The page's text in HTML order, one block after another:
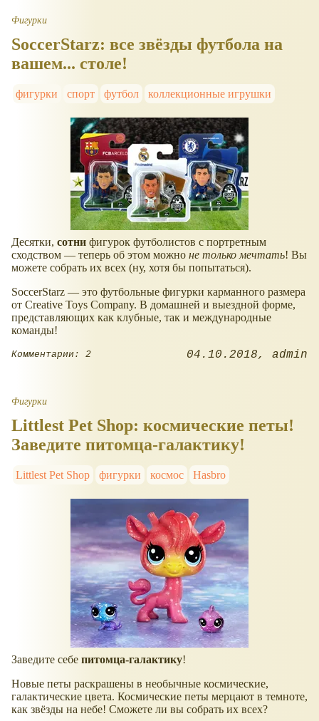
Фигурки
SoccerStarz: все звёзды футбола на
вашем... столе!
фигурки спорт футбол коллекционные игрушки
Десятки, сотни фигурок футболистов с портретным
сходством — теперь об этом можно не только мечтать! Вы
можете собрать их всех (ну, хотя бы попытаться).
SoccerStarz — это футбольные фигурки карманного размера
от Creative Toys Company. В домашней и выездной форме,
представляющих как клубные, так и международные
команды!
Комментарии: 2 04.10.2018 admin
Фигурки
Littlest Pet Shop: космические петы!
Заведите питомца-галактику!
Littlest Pet Shop фигурки космос Hasbro
Заведите себе питомца-галактику!
Новые петы раскрашены в необычные космические,
галактические цвета. Космические петы мерцают в темноте,
как звёзды на небе! Сможете ли вы собрать их всех?